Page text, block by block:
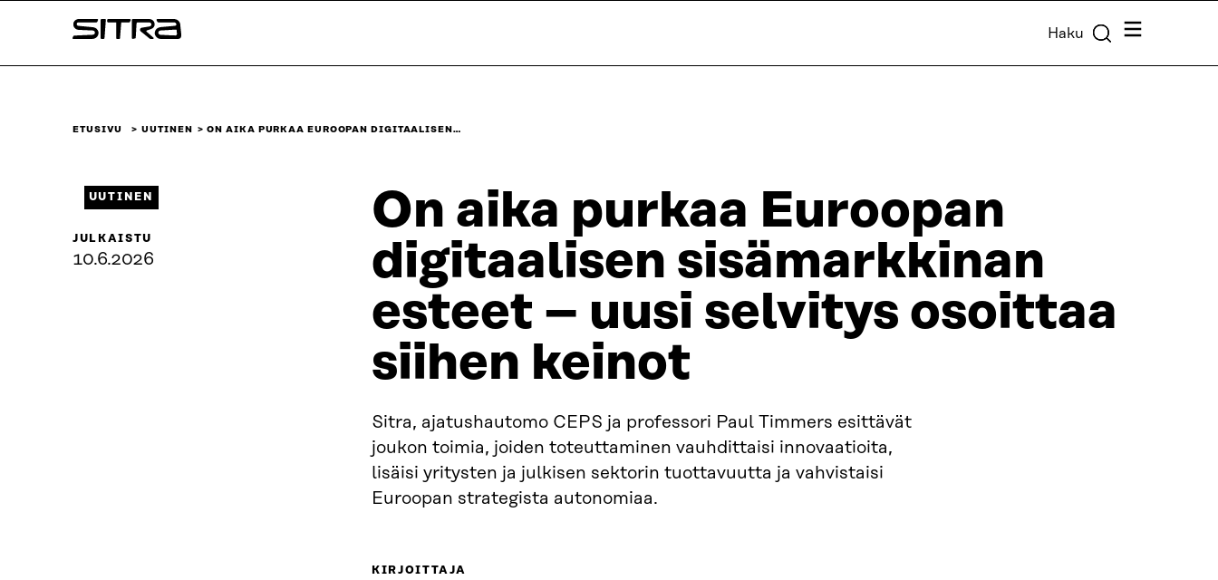
sisältöön
Sitra Haku Valikko
ETUSIVU UUTINEN ON AIKA PURKAA EUROOPAN DIGITAALISEN…
On aika purkaa Euroopan
digitaalisen sisämarkkinan
esteet – uusi selvitys osoittaa
siihen keinot
Sitra, ajatushautomo CEPS ja professori Paul Timmers esittävät
joukon toimia, joiden toteuttaminen vauhdittaisi innovaatioita,
lisäisi yritysten ja julkisen sektorin tuottavuutta ja vahvistaisi
Euroopan strategista autonomiaa.
KIRJOITTAJA
UUTINEN
JULKAISTU
10.6.2026